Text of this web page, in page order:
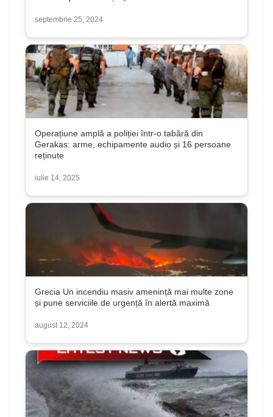
septembrie 25, 2024
Operațiune amplă a poliției într-o tabără din
Gerakas: arme, echipamente audio și 16 persoane
reținute
iulie 14, 2025
Grecia Un incendiu masiv amenință mai multe zone
și pune serviciile de urgență în alertă maximă
august 12, 2024